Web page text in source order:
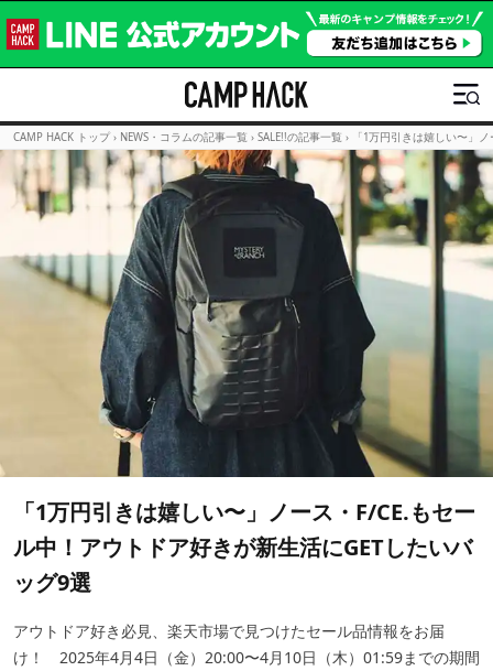
CAMP HACK トップ › NEWS・コラムの記事一覧 › SALE!!の記事一覧 › 「1万円引きは嬉しい〜」
「1万円引きは嬉しい〜」ノース・F/CE.もセー
ル中！アウトドア好きが新生活にGETしたいバ
ッグ9選
アウトドア好き必見、楽天市場で見つけたセール品情報をお届
け！ 2025年4月4日（金）20:00〜4月10日（木）01:59までの期間